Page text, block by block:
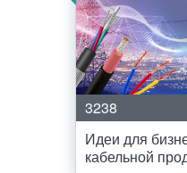
3238
Идеи для
кабельной